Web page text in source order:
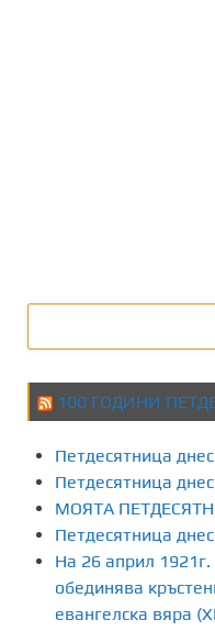
100 ГОДИНИ
Петдесятница
Петдесятница
МОЯТА
Петдесятница
На 26 април
обединява
евангелска вяра